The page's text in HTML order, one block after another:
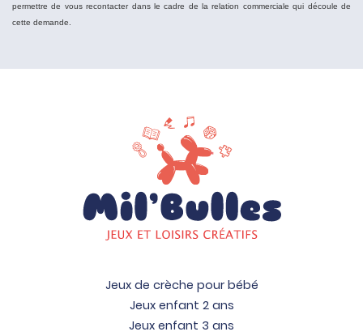
permettre de vous recontacter dans le cadre de la relation commerciale qui découle de
cette demande.
Jeux de crèche pour bébé
Jeux enfant 2 ans
Jeux enfant 3 ans